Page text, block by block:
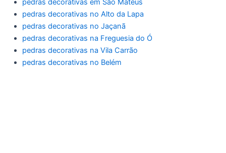
pedras decorativas em São Mateus
pedras decorativas no Alto da Lapa
pedras decorativas no Jaçanã
pedras decorativas na Freguesia do Ó
pedras decorativas na Vila Carrão
pedras decorativas no Belém